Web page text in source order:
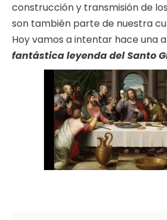
construcción y transmisión de
son también parte de nuestra
Hoy vamos a intentar hace una
fantástica leyenda del Santo